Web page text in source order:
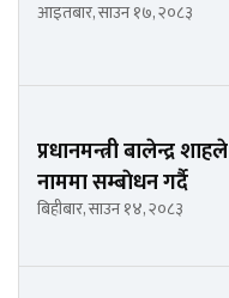
आइतबार, साउन १७, २०८३
प्रधानमन्त्री बालेन्द्र शाहले
नाममा सम्बाेधन गर्दै
बिहीबार, साउन १४, २०८३